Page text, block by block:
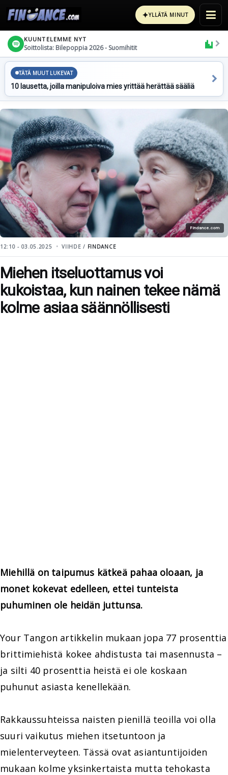
✦YLLÄTÄ MINUT
KUUNTELEMME NYT
Soittolista: Bilepoppia 2026 - Suomihitit
TÄTÄ MUUT LUKEVAT
10 lausetta, joilla manipuloiva mies yrittää herättää sääliä
Findance.com
12:10 - 03.05.2025 VIIHDE / FINDANCE
Miehen itseluottamus voi
kukoistaa, kun nainen tekee nämä
kolme asiaa säännöllisesti
Miehillä on taipumus kätkeä pahaa oloaan, ja
monet kokevat edelleen, ettei tunteista
puhuminen ole heidän juttunsa.
Your Tangon artikkelin mukaan jopa 77 prosenttia
brittimiehistä kokee ahdistusta tai masennusta –
ja silti 40 prosenttia heistä ei ole koskaan
puhunut asiasta kenellekään.
Rakkaussuhteissa naisten pienillä teoilla voi olla
suuri vaikutus miehen itsetuntoon ja
mielenterveyteen. Tässä ovat asiantuntijoiden
mukaan kolme yksinkertaista mutta tehokasta